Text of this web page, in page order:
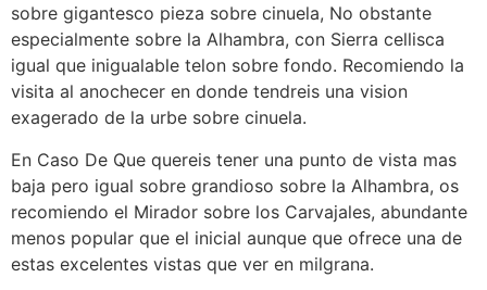
sobre gigantesco pieza sobre cinuela, No obstante
especialmente sobre la Alhambra, con Sierra cellisca
igual que inigualable telon sobre fondo. Recomiendo la
visita al anochecer en donde tendreis una vision
exagerado de la urbe sobre cinuela.
En Caso De Que quereis tener una punto de vista mas
baja pero igual sobre grandioso sobre la Alhambra, os
recomiendo el Mirador sobre los Carvajales, abundante
menos popular que el inicial aunque que ofrece una de
estas excelentes vistas que ver en milgrana.